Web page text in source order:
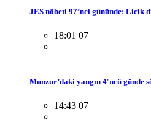
JES nöbeti 97’nci gününde: Licik
18:01 07
Munzur’daki yangın 4'ncü günde
14:43 07